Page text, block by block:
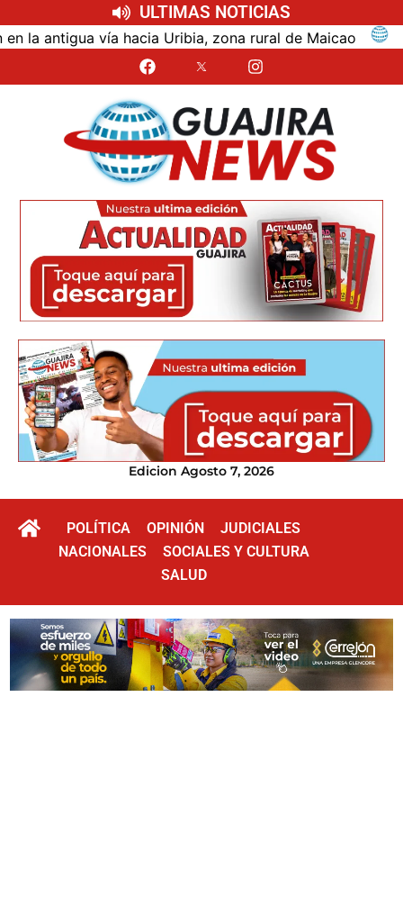
ULTIMAS NOTICIAS
vía hacia Uribia, zona rural de Maicao
Edicion Agosto 7, 2026
POLÍTICA OPINIÓN
JUDICIALES
NACIONALES
SOCIALES Y CULTURA
SALUD